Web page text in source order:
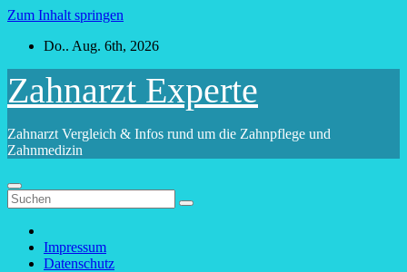
Zum Inhalt springen
Do.. Aug. 6th, 2026
Zahnarzt Experte
Zahnarzt Vergleich & Infos rund um die Zahnpflege und
Zahnmedizin
Impressum
Datenschutz